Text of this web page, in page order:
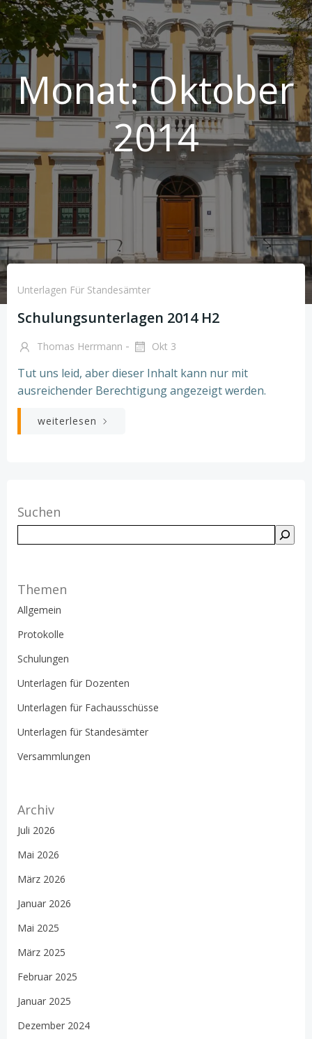
Monat:Oktober
2014
Unterlagen Für Standesämter
Schulungsunterlagen 2014 H2
Thomas Herrmann - Okt 3
Tut uns leid, aber dieser Inhalt kann nur mit
ausreichender Berechtigung angezeigt werden.
weiterlesen
Suchen
Themen
Allgemein
Protokolle
Schulungen
Unterlagen für Dozenten
Unterlagen für Fachausschüsse
Unterlagen für Standesämter
Versammlungen
Archiv
Juli 2026
Mai 2026
März 2026
Januar 2026
Mai 2025
März 2025
Februar 2025
Januar 2025
Dezember 2024